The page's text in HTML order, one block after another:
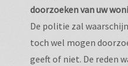
doorzoeken van uw
De politie zal
toch wel mogen
geeft of niet. De reden